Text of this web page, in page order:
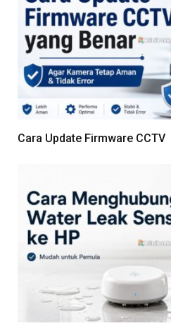
Cara Update Firmware CCTV